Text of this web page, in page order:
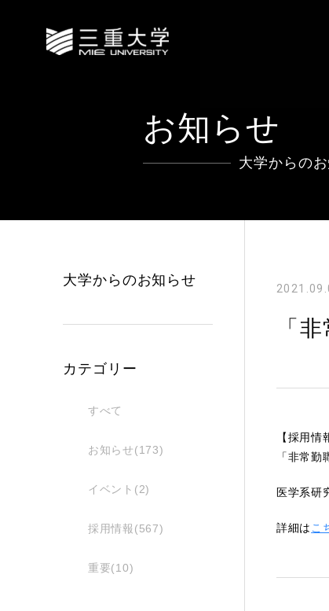
お知らせ
大学からの
「
【採用情
「非常
医学系
詳細は こ
大学からのお知らせ
カテゴリー
すべて
お知らせ(173)
イベント(2)
採用情報(567)
重要(10)